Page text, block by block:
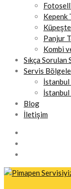
Kepenk
Panjur
Kombi
Sıkça Sorulan
Servis
Blog
İletişim